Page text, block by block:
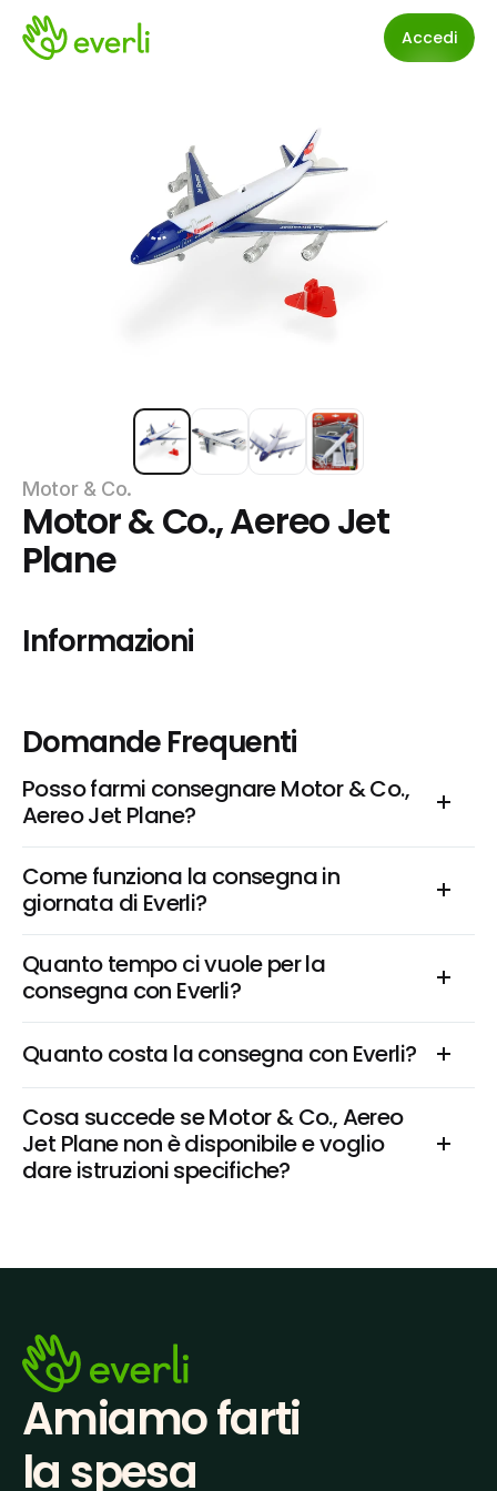
Accedi
Motor & Co.
Motor & Co., Aereo Jet
Plane
Informazioni
Domande Frequenti
Posso farmi consegnare Motor & Co.,
Aereo Jet Plane?
Come funziona la consegna in
giornata di Everli?
Quanto tempo ci vuole per la
consegna con Everli?
Quanto costa la consegna con Everli?
Cosa succede se Motor & Co., Aereo
Jet Plane non è disponibile e voglio
dare istruzioni specifiche?
Amiamo farti
la spesa